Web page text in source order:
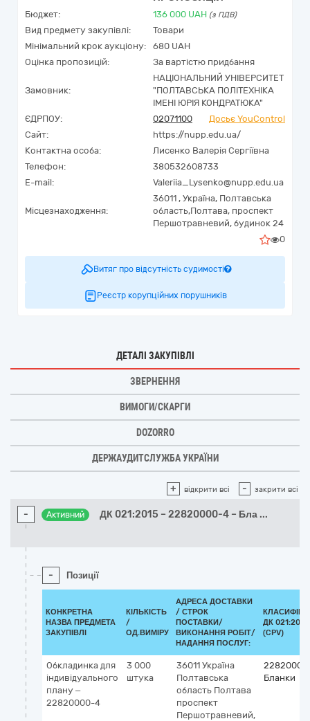
Бюджет: 136 000 UAH (з ПДВ)
Вид предмету закупівлі:
Товари
Мінімальний крок аукціону:
680 UAH
Оцінка пропозицій:
За вартістю придбання
Замовник:
НАЦІОНАЛЬНИЙ УНІВЕРСИТЕТ
"ПОЛТАВСЬКА ПОЛІТЕХНІКА
ІМЕНІ ЮРІЯ КОНДРАТЮКА"
ЄДРПОУ:
02071100
Досьє YouControl
Сайт:
https://nupp.edu.ua/
Контактна особа:
Лисенко Валерія Сергіївна
Телефон:
380532608733
E-mail:
Valeriia_Lysenko@nupp.edu.ua
Місцезнаходження:
36011 , Україна, Полтавська
область,Полтава, проспект
Першотравневий, будинок 24
0
Витяг про відсутність судимості
Реєстр корупційних порушників
ДЕТАЛІ ЗАКУПІВЛІ
ЗВЕРНЕННЯ
ВИМОГИ/СКАРГИ
DOZORRO
ДЕРЖАУДИТСЛУЖБА УКРАЇНИ
+ відкрити всі - закрити всі
- Активний ДК 021:2015 – 22820000-4 – Бла ...
- Позиції
КОНКРЕТНА
НАЗВА ПРЕДМЕТА
ЗАКУПІВЛІ
КІЛЬКІСТЬ
/
ОД.ВИМІРУ
АДРЕСА ДОСТАВКИ
/ СТРОК
ПОСТАВКИ/
ВИКОНАННЯ РОБІТ/
НАДАННЯ ПОСЛУГ:
ДК 021:2015
(CPV)
Обкладинка для
індивідуального
плану –
22820000-4
3 000
штука
36011 Україна
Полтавська
область Полтава
проспект
Першотравневий,
Бланки